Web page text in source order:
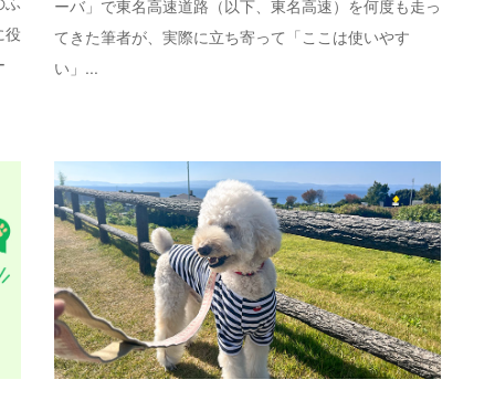
役
ーバ」で東名高速道路（以下、東名高速）を何度も走っ
てきた筆者が、実際に立ち寄って「ここは使いやす
い」...